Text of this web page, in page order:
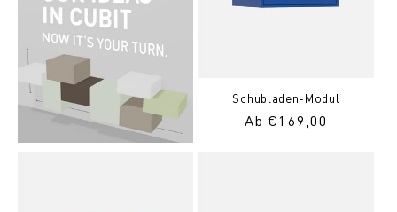
Schubladen-Modul
Normaler
Ab €169,00